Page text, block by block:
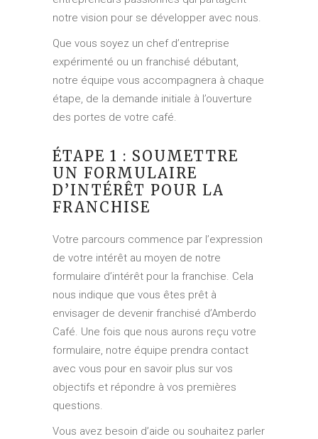
notre vision pour se développer avec nous.
Que vous soyez un chef d’entreprise
expérimenté ou un franchisé débutant,
notre équipe vous accompagnera à chaque
étape, de la demande initiale à l’ouverture
des portes de votre café.
ÉTAPE 1 : SOUMETTRE
UN FORMULAIRE
D’INTÉRÊT POUR LA
FRANCHISE
Votre parcours commence par l’expression
de votre intérêt au moyen de notre
formulaire d’intérêt pour la franchise. Cela
nous indique que vous êtes prêt à
envisager de devenir franchisé d’Amberdo
Café. Une fois que nous aurons reçu votre
formulaire, notre équipe prendra contact
avec vous pour en savoir plus sur vos
objectifs et répondre à vos premières
questions.
Vous avez besoin d’aide ou souhaitez parler